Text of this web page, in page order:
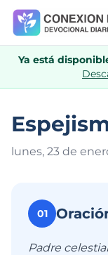
Ya está
lunes, 23 de
01
Padre